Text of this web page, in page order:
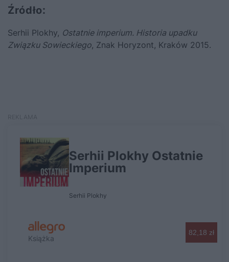
Źródło:
Serhii Plokhy, Ostatnie imperium. Historia upadku
Związku Sowieckiego, Znak Horyzont, Kraków 2015.